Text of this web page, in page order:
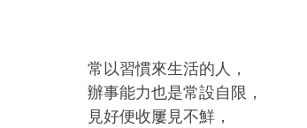
常以習慣來生活的人，
辦事能力也是常設自限，
見好便收屢見不鮮，